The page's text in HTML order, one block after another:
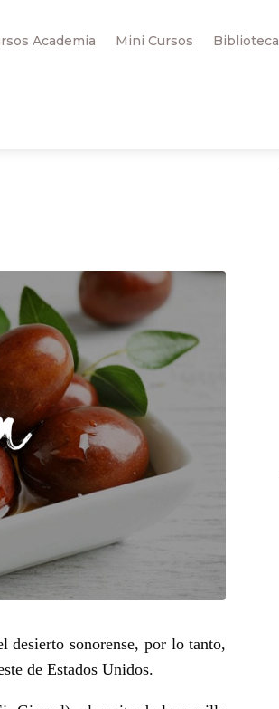
Academia Mini Cursos Biblioteca
desierto sonorense, por lo tanto,
de Estados Unidos.